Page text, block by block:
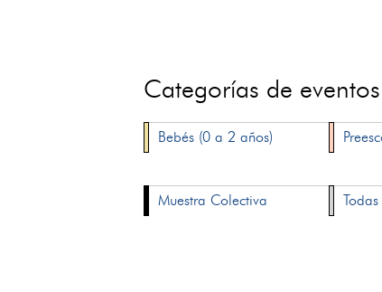
Categorías de
Bebés (0 a 2 años)
Muestra Colectiva